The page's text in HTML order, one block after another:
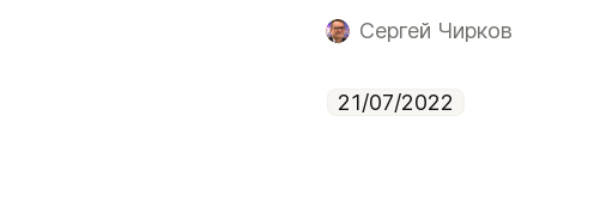
Сергей Чирков
21/07/2022